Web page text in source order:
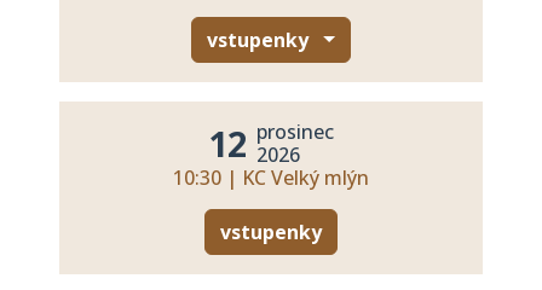
vstupenky
12 prosinec
2026
10:30 | KC Velký mlýn
vstupenky